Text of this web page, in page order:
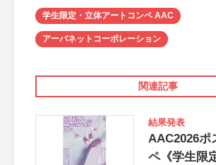
学生限定・立体アートコンペ AAC
アーバネットコーポレーション
関連記事
結果発表
AAC2026ポ
ペ《学生限